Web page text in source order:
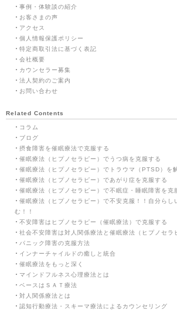
事例・体験談の紹介
お客さまの声
アクセス
個人情報保護ポリシー
特定商取引法に基づく表記
会社概要
カウンセラー募集
法人契約のご案内
お問い合わせ
Related Contents
コラム
ブログ
摂食障害を催眠療法で克服する
催眠療法（ヒプノセラピー）でうつ病を克服する
催眠療法（ヒプノセラピー）でトラウマ（PTSD）を
催眠療法（ヒプノセラピー）であがり症を克服する
催眠療法（ヒプノセラピー）で不眠症・睡眠障害を克
催眠療法（ヒプノセラピー）で不安克服！！自分らし
む！！
不安障害はヒプノセラピー（催眠療法）で克服する
社会不安障害は対人関係療法と催眠療法（ヒプノセラ
パニック障害の克服方法
インナーチャイルドの癒しと統合
催眠療法をもっと深く
マインドフルネス心理療法とは
ベースはＳＡＴ療法
対人関係療法とは
認知行動療法・スキーマ療法によるカウンセリング